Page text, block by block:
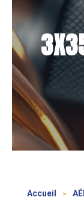
Accueil >